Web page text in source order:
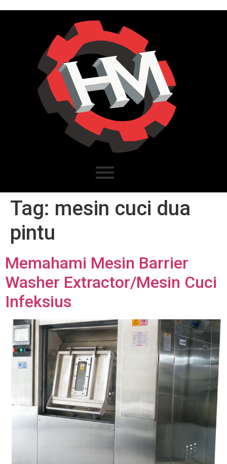
Tag: mesin cuci dua
pintu
Memahami Mesin Barrier
Washer Extractor/Mesin Cuci
Infeksius